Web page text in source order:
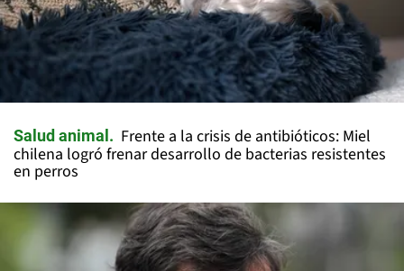
Salud animal
Frente a la crisis de antibióticos: Miel
chilena logró frenar desarrollo de bacterias resistentes
en perros